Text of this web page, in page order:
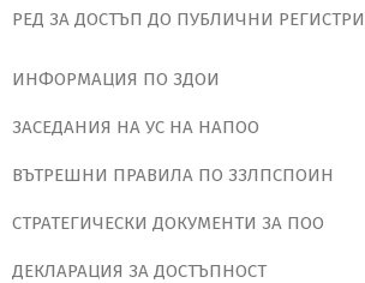
РЕД ЗА ДОСТЪП ДО ПУБЛИЧНИ РЕГИСТРИ
ИНФОРМАЦИЯ ПО ЗДОИ
ЗАСЕДАНИЯ НА УС НА НАПОО
ВЪТРЕШНИ ПРАВИЛА ПО ЗЗЛПСПОИН
СТРАТЕГИЧЕСКИ ДОКУМЕНТИ ЗА ПОО
ДЕКЛАРАЦИЯ ЗА ДОСТЪПНОСТ